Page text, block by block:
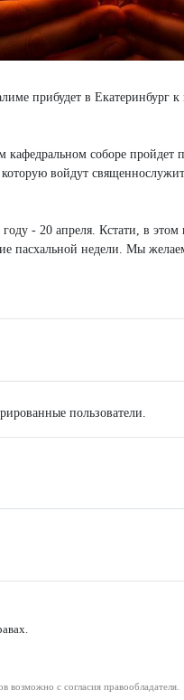
прибудет в Екатеринбург
соборе пройдет
войдут
- 20 апреля. Кстати, в этом
пасхальной недели. Мы
пользователи.
возможно с согласия правообладателя.